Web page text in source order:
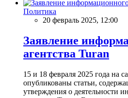
Политика
20 февраль 2025, 12:00
Заявление
агентства Turan
15 и 18 февраля 2025 года на
опубликованы статьи,
утверждения о деятельности